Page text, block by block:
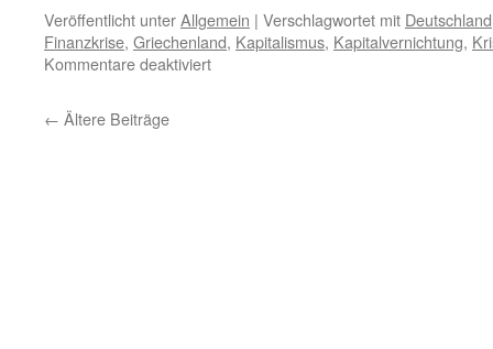
Veröffentlicht unterAllgemein | Verschlagwortet mit Deutschland
Finanzkrise, Griechenland, Kapitalismus, Kapitalvernichtung,
Kommentare deaktiviertfür
← Ältere Beiträge